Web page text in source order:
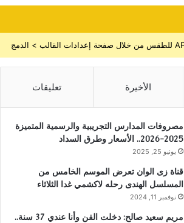
الأخيرة تعليقات
مصروفات المدارس التجريبية والرسمية المتميزة
2025-2026.. الأسعار وطرق السداد
يونيو 25, 2025
قناة زى الوان تعرض الموسم الخامس من
المسلسل الهندى رحله لاكشمي غدا الثلاثاء
نوفمبر 11, 2024
مريم سعيد صالح: دخلت الفن وأنا عندي 37 سنة..